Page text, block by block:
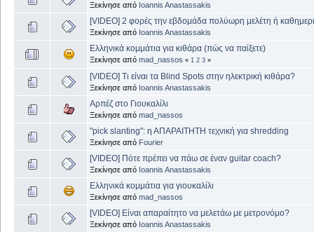
Ξεκίνησε από Ioannis Anastassakis
[VIDEO] 2 φορές την εβδομάδα πολύωρη μελέτη ή
Ξεκίνησε από Ioannis Anastassakis
Ελληνικά κομμάτια για κιθάρα (πώς να παίξετε)
Ξεκίνησε από mad_nassos « 1 2 3 »
[VIDEO] Τι είναι τα Blind Spots στην ηλεκτρική κιθάρα?
Ξεκίνησε από Ioannis Anastassakis
Αρπέζ στο Γιουκαλίλι
Ξεκίνησε από mad_nassos
"pick slanting": η ΑΠΑΡΑΙΤΗΤΗ τεχνική για shredding
Ξεκίνησε από Fourier
[VIDEO] Πότε πρέπει να πάω σε έναν guitar coach?
Ξεκίνησε από Ioannis Anastassakis
Ελληνικά κομμάτια για γιουκαλίλι
Ξεκίνησε από mad_nassos
[VIDEO] Είναι απαραίτητο να μελετάω με μετρονόμο?
Ξεκίνησε από Ioannis Anastassakis